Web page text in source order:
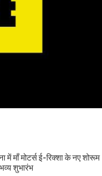
में माँ मोटर्स ई-रिक्शा के नए शोरूम
शुभारंभ